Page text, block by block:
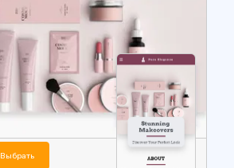
Выбрать